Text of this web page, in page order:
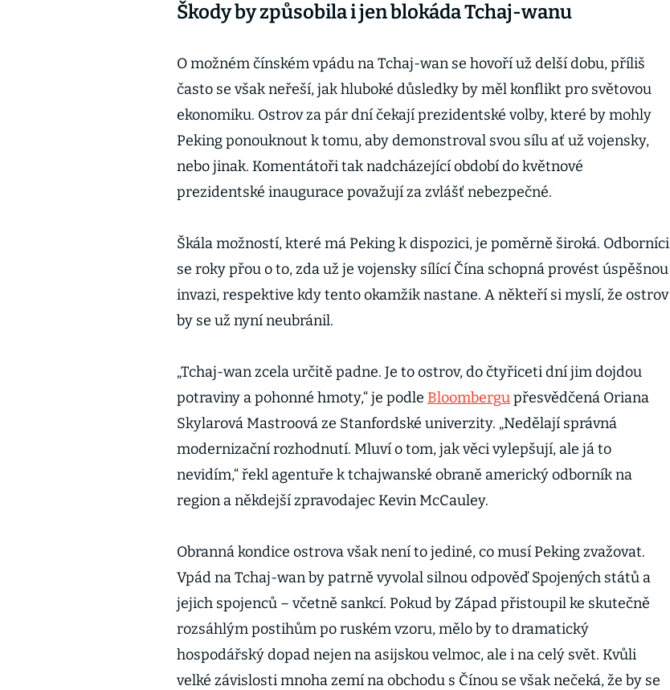
Škody by způsobila i jen blokáda Tchaj-wanu
O možném čínském vpádu na Tchaj-wan se hovoří už delší dobu, příliš
často se však neřeší, jak hluboké důsledky by měl konflikt pro světovou
ekonomiku. Ostrov za pár dní čekají prezidentské volby, které by mohly
Peking ponouknout k tomu, aby demonstroval svou sílu ať už vojensky,
nebo jinak. Komentátoři tak nadcházející období do květnové
prezidentské inaugurace považují za zvlášť nebezpečné.
Škála možností, které má Peking k dispozici, je poměrně široká. Odborníci
se roky přou o to, zda už je vojensky sílící Čína schopná provést úspěšnou
invazi, respektive kdy tento okamžik nastane. A někteří si myslí, že ostrov
by se už nyní neubránil.
„Tchaj-wan zcela určitě padne. Je to ostrov, do čtyřiceti dní jim dojdou
potraviny a pohonné hmoty,“ je podle Bloombergupřesvědčená Oriana
Skylarová Mastroová ze Stanfordské univerzity. „Nedělají správná
modernizační rozhodnutí. Mluví o tom, jak věci vylepšují, ale já to
nevidím,“ řekl agentuře k tchajwanské obraně americký odborník na
region a někdejší zpravodajec Kevin McCauley.
Obranná kondice ostrova však není to jediné, co musí Peking zvažovat.
Vpád na Tchaj-wan by patrně vyvolal silnou odpověď Spojených států a
jejich spojenců – včetně sankcí. Pokud by Západ přistoupil ke skutečně
rozsáhlým postihům po ruském vzoru, mělo by to dramatický
hospodářský dopad nejen na asijskou velmoc, ale i na celý svět. Kvůli
velké závislosti mnoha zemí na obchodu s Čínou se však nečeká, že by se